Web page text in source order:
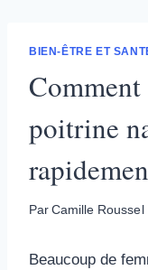
BIEN-ÊTRE ET
poitrine
Par Camille Roussel
Beaucoup de